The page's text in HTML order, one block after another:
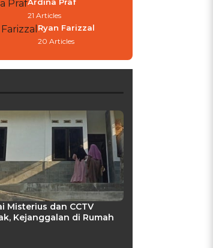
21 Articles
Ryan Farizzal
20 Articles
Misterius dan CCTV
Kejanggalan di Rumah